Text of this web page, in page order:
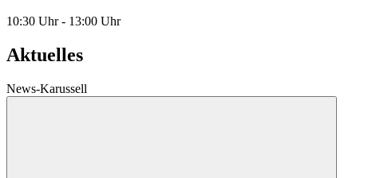
10:30 Uhr - 13:00 Uhr
Aktuelles
News-Karussell